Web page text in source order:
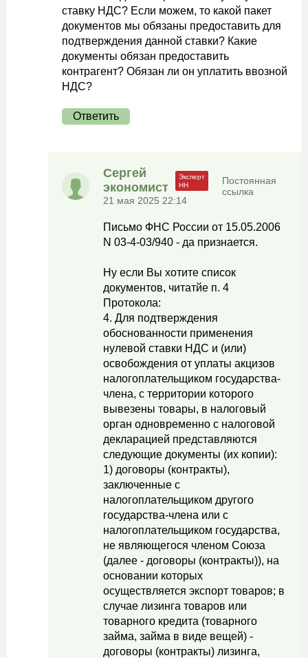
ставку НДС? Если можем, то какой пакет
документов мы обязаны предоставить для
подтверждения данной ставки? Какие
документы обязан предоставить
контрагент? Обязан ли он уплатить ввозной
НДС?
Ответить
Сергей
экономист
21 мая 2025 22:14
Постоянная
ссылка
Письмо ФНС России от 15.05.2006
N 03-4-03/940 - да признается.
Ну если Вы хотите список
документов, читатйе п. 4
Протокола:
4. Для подтверждения
обоснованности применения
нулевой ставки НДС и (или)
освобождения от уплаты акцизов
налогоплательщиком государства-
члена, с территории которого
вывезены товары, в налоговый
орган одновременно с налоговой
декларацией представляются
следующие документы (их копии):
1) договоры (контракты),
заключенные с
налогоплательщиком другого
государства-члена или с
налогоплательщиком государства,
не являющегося членом Союза
(далее - договоры (контракты)), на
основании которых
осуществляется экспорт товаров; в
случае лизинга товаров или
товарного кредита (товарного
займа, займа в виде вещей) -
договоры (контракты) лизинга,